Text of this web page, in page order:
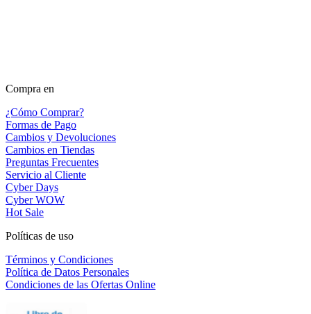
Compra en
¿Cómo Comprar?
Formas de Pago
Cambios y Devoluciones
Cambios en Tiendas
Preguntas Frecuentes
Servicio al Cliente
Cyber Days
Cyber WOW
Hot Sale
Políticas de uso
Términos y Condiciones
Política de Datos Personales
Condiciones de las Ofertas Online